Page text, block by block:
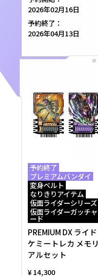
2026年02月16日
予約終了：
2026年04月13日
予約終了
プレミアムバンダイ
変身ベルト
なりきりアイテム
仮面ライダーシリーズ
仮面ライダーガッチャ
ード
PREMIUM DX ライド
ケミートレカ メモリ
アルセット
¥ 14,300